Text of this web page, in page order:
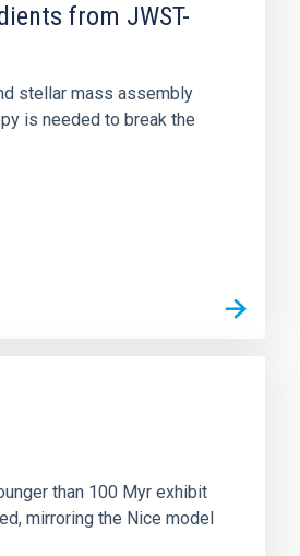
from JWST-
stellar mass assembly
is needed to break the
than 100 Myr exhibit
mirroring the Nice model